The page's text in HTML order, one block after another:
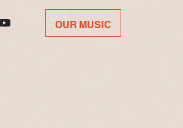
OUR MUSIC